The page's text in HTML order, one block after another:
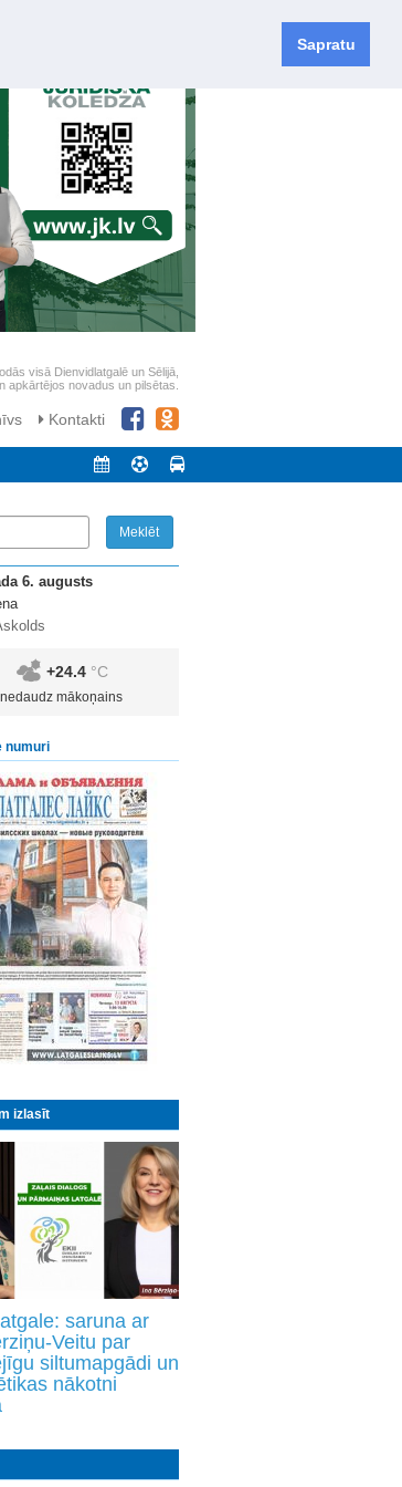
Sapratu
visā Dienvidlatgalē un Sēlijā,
apkārtējos novadus un pilsētas.
Kontakti
6. augusts
+24.4 °C
nedaudz mākoņains
numuri
izlasīt
saruna ar
Veitu par
siltumapgādi un
nākotni